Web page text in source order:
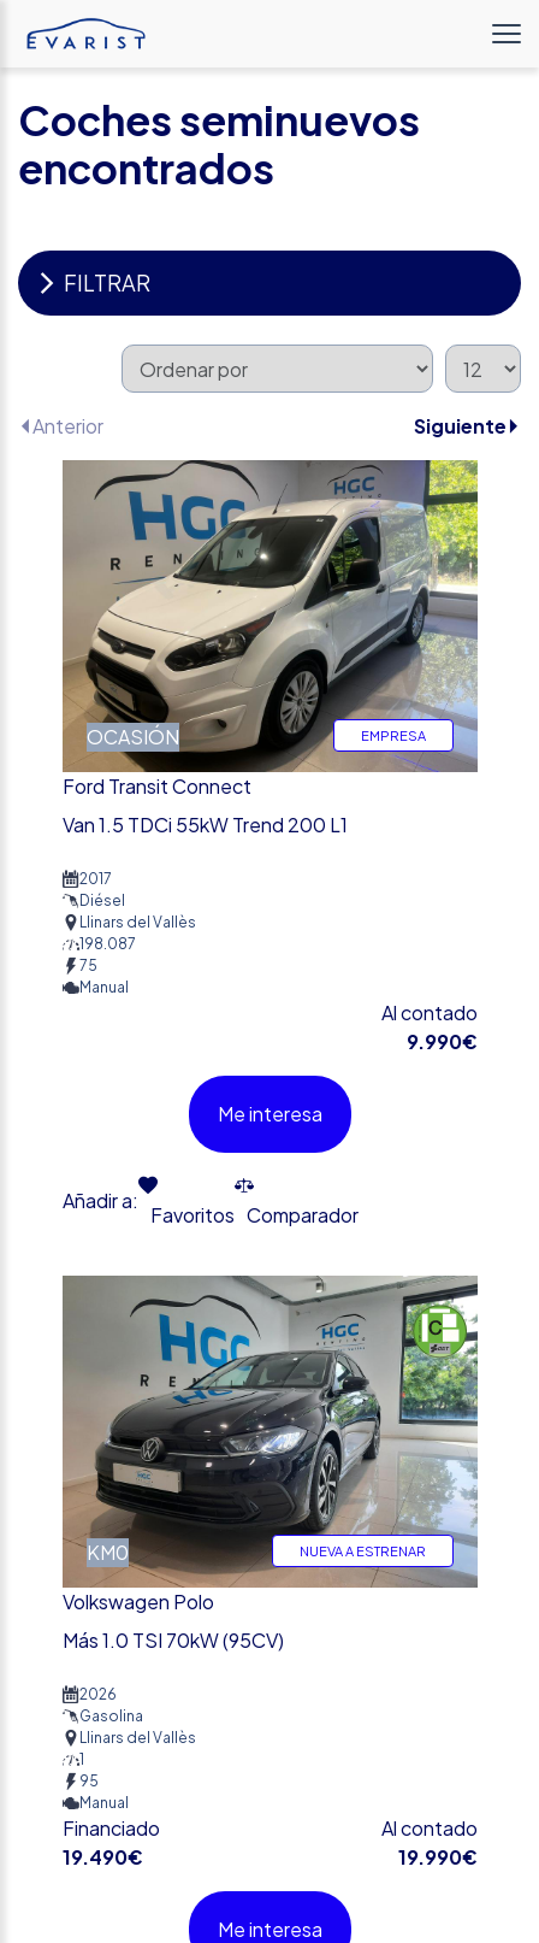
Coches seminuevos
encontrados
FILTRAR
Anterior Siguiente
OCASIÓN EMPRESA
Ford Transit Connect
Van 1.5 TDCi 55kW Trend 200 L1
2017
Diésel
Llinars del Vallès
198.087
75
Manual
Al contado
9.990€
Me interesa
Añadir a:
Favoritos Comparador
KM0 NUEVA A ESTRENAR
Volkswagen Polo
Más 1.0 TSI 70kW (95CV)
2026
Gasolina
Llinars del Vallès
1
95
Manual
Financiado
19.490€
Al contado
19.990€
Me interesa